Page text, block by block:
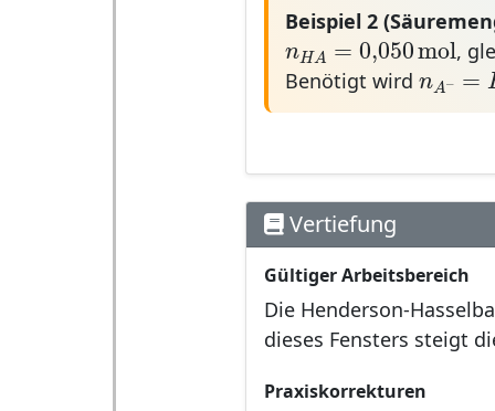
Beispiel 2
nHA = 0,050
nHA=0,050mol
,
Benötigt wird nA−
nA−=
Vertiefung
Gültiger Arbeitsbereich
Die Henderson-
dieses Fensters steigt
Praxiskorrekturen